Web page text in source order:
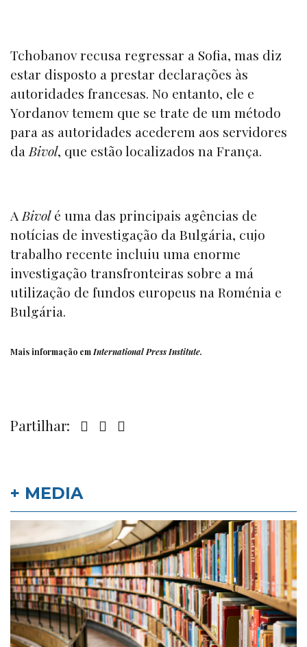
Tchobanov recusa regressar a Sofia, mas diz
estar disposto a prestar declarações às
autoridades francesas. No entanto, ele e
Yordanov temem que se trate de um método
para as autoridades acederem aos servidores
da Bivol, que estão localizados na França.
ABivolé uma das principais agências de
notícias de investigação da Bulgária, cujo
trabalho recente incluiu uma enorme
investigação transfronteiras sobre a má
utilização de fundos europeus na Roménia e
Bulgária.
Mais informação emInternational Press Institute.
Partilhar:
+ MEDIA